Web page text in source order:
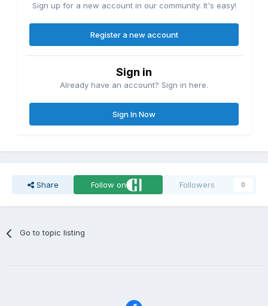
Sign up for a new account in our community. It's easy!
Register a new account
Sign in
Already have an account? Sign in here.
Sign In Now
Share Follow on Followers 0
Go to topic listing